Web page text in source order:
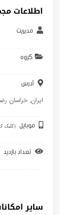
اطلاعات
مدیریت
گروه
آدرس
ایران, خراسان
موبایل (کلیک
تعداد بازدید
سایر